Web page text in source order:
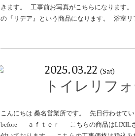
きます。 工事前お写真がこちらになります
の『リデア』という商品になります。 浴室
2025.03.22 (Sat)
トイレリフォ
こんにちは 桑名営業所です。 先日行わせて
before ａｆｔｅｒ こちらの商品はLIXILさ